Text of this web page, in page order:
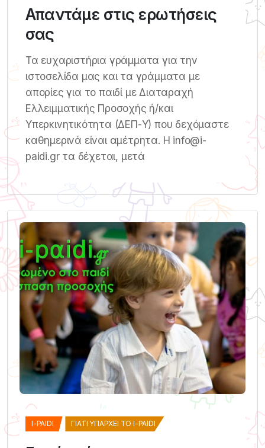
Απαντάμε στις ερωτήσεις
σας
Τα ευχαριστήρια γράμματα για την
ιστοσελίδα μας και τα γράμματα με
απορίες για το παιδί με Διαταραχή
Ελλειμματικής Προσοχής ή/και
Υπερκινητικότητα (ΔΕΠ-Υ) που δεχόμαστε
καθημερινά είναι αμέτρητα. Η info@i-
paidi.gr τα δέχεται, μετά
I-PAIDI ΓΙΑΤΊ ΥΠΆΡΧΕΙ ΤΟ I-PAIDI